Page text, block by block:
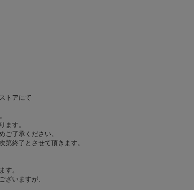
トアにて
ます。
了承ください。
終了とさせて頂きます。
す。
ざいますが、